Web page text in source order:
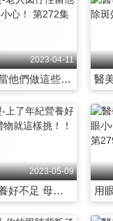
2023-04-11
老人囡仔性當他們做這些事要小心！ 第272集
2023-05-09
上了年紀營養好不足 母親節禮物就這樣挑！！ 第278集